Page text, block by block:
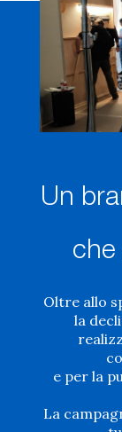
Un bra
che
Oltre allo
la
e per la
La